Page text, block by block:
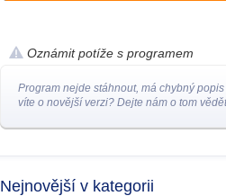
Oznámit potíže s programem
Program nejde stáhnout, má chybný
víte o novější verzi? Dejte nám o tom
Nejnovější v kategorii